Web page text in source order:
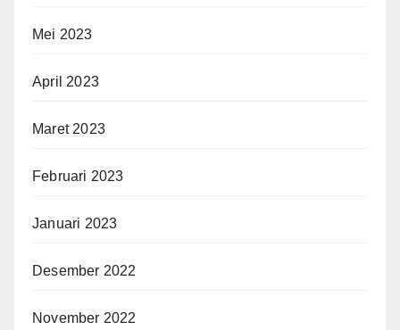
Mei 2023
April 2023
Maret 2023
Februari 2023
Januari 2023
Desember 2022
November 2022